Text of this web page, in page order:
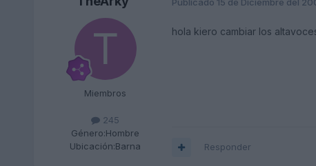
Miembros
245
Género:Hombre
Ubicación:Barna
hola kiero cambiar los
Responder